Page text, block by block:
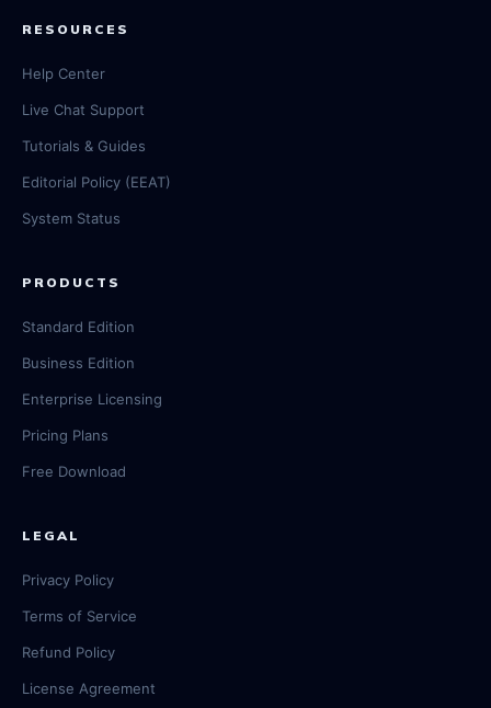
RESOURCES
Help Center
Live Chat Support
Tutorials & Guides
Editorial Policy (EEAT)
System Status
PRODUCTS
Standard Edition
Business Edition
Enterprise Licensing
Pricing Plans
Free Download
LEGAL
Privacy Policy
Terms of Service
Refund Policy
License Agreement